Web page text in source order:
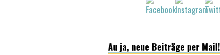
Au ja, neue Beiträge per Mail!